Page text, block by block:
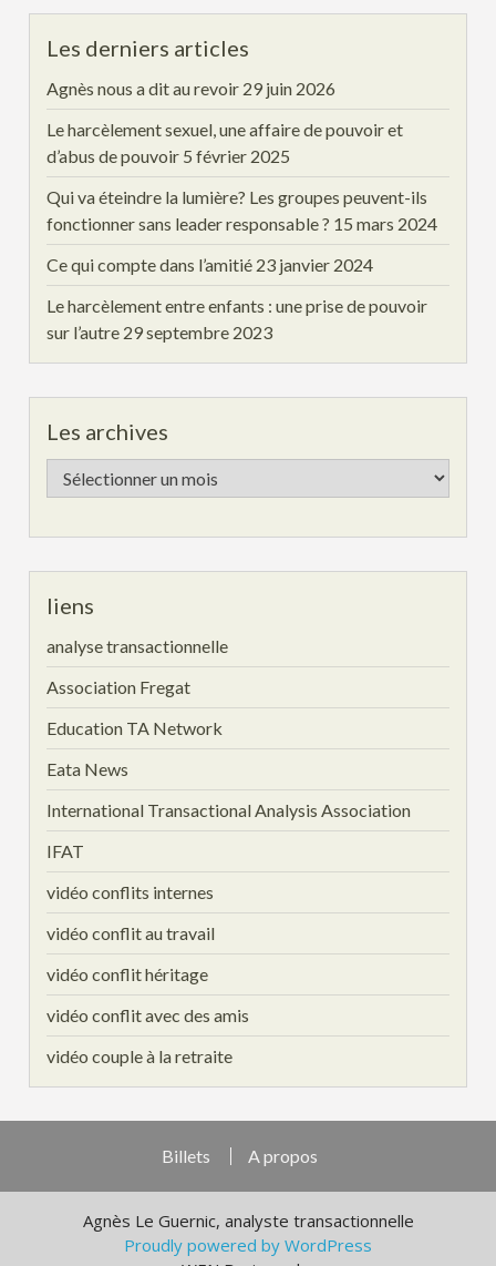
Les derniers articles
Agnès nous a dit au revoir 29 juin 2026
Le harcèlement sexuel, une affaire de pouvoir et
d’abus de pouvoir 5 février 2025
Qui va éteindre la lumière? Les groupes peuvent-ils
fonctionner sans leader responsable ? 15 mars 2024
Ce qui compte dans l’amitié 23 janvier 2024
Le harcèlement entre enfants : une prise de pouvoir
sur l’autre 29 septembre 2023
Les archives
Les
archives
liens
analyse transactionnelle
Association Fregat
Education TA Network
Eata News
International Transactional Analysis Association
IFAT
vidéo conflits internes
vidéo conflit au travail
vidéo conflit héritage
vidéo conflit avec des amis
vidéo couple à la retraite
Billets A propos
Agnès Le Guernic, analyste transactionnelle
Proudly powered by WordPress